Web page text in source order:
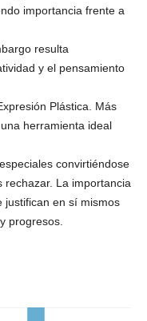
importancia frente a
resulta
y el pensamiento
Plástica. Más
herramienta ideal
convirtiéndose
La importancia
justifican en sí mismos
progresos.